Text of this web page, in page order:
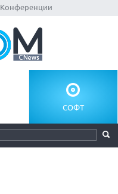
Конференции
СОФТ